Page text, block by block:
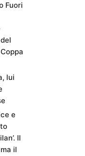
Fuori
lui
e
Il
il